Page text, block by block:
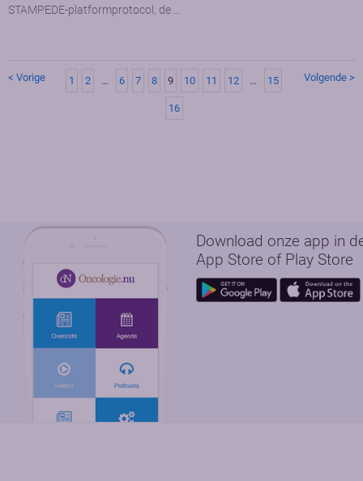
STAMPEDE-platformprotocol, de …
< Vorige 1 2 … 6 7 8 9 10 11 12 … 15
16
Volgende >
Download onze app in
App Store of Play Store